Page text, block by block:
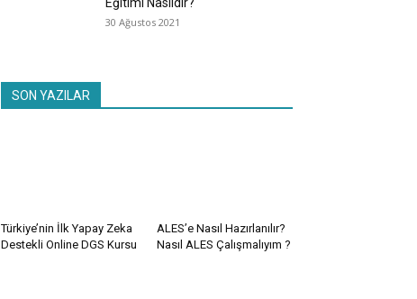
Eğitimi Nasıldır?
30 Ağustos 2021
SON YAZILAR
Türkiye’nin İlk Yapay Zeka
Destekli Online DGS Kursu
ALES’e Nasıl Hazırlanılır?
Nasıl ALES Çalışmalıyım ?